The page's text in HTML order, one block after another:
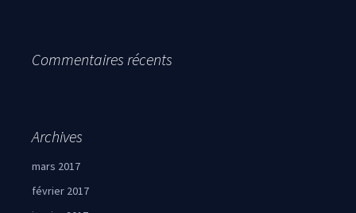
Commentaires récents
Archives
mars 2017
février 2017